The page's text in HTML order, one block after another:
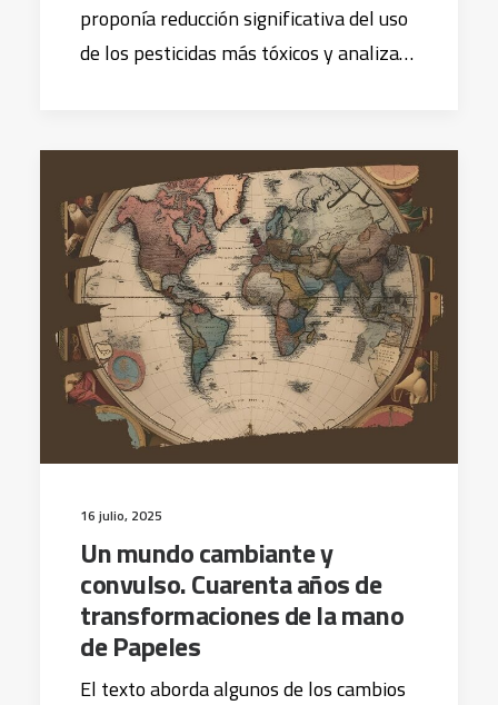
proponía reducción significativa del uso
de los pesticidas más tóxicos y analiza…
16 julio, 2025
Un mundo cambiante y
convulso. Cuarenta años de
transformaciones de la mano
de Papeles
El texto aborda algunos de los cambios